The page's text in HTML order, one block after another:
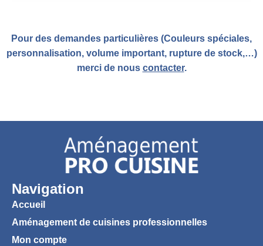
Pour des demandes particulières (Couleurs spéciales,
personnalisation, volume important, rupture de stock,…)
merci de nous contacter.
Navigation
Accueil
Aménagement de cuisines professionnelles
Mon compte